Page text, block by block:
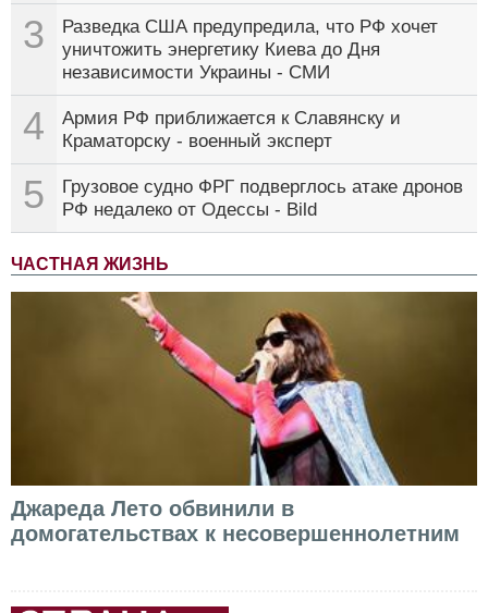
3
Разведка США предупредила, что РФ хочет
уничтожить энергетику Киева до Дня
независимости Украины - СМИ
4
Армия РФ приближается к Славянску и
Краматорску - военный эксперт
5
Грузовое судно ФРГ подверглось атаке дронов
РФ недалеко от Одессы - Bild
ЧАСТНАЯ ЖИЗНЬ
Джареда Лето обвинили в
домогательствах к несовершеннолетним